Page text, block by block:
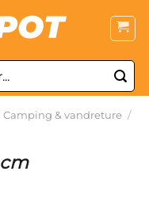
Camping & vandreture /